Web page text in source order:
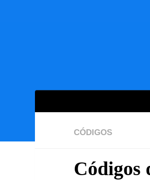
CÓDIGOS
Códigos